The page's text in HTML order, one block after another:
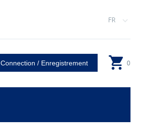
FR
Connection / Enregistrement 0